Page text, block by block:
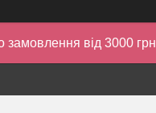
від 3000 грн